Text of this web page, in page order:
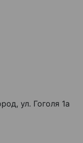
ул. Гоголя 1а